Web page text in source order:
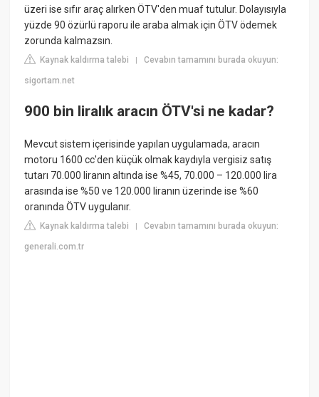
üzeri ise sıfır araç alırken ÖTV'den muaf tutulur. Dolayısıyla
yüzde 90 özürlü raporu ile araba almak için ÖTV ödemek
zorunda kalmazsın.
Kaynak kaldırma talebi |Cevabın tamamını burada okuyun:
sigortam.net
900 bin liralık aracın ÖTV'si ne kadar?
Mevcut sistem içerisinde yapılan uygulamada, aracın
motoru 1600 cc'den küçük olmak kaydıyla vergisiz satış
tutarı 70.000 liranın altında ise %45, 70.000 – 120.000 lira
arasında ise %50 ve 120.000 liranın üzerinde ise %60
oranında ÖTV uygulanır.
Kaynak kaldırma talebi |Cevabın tamamını burada okuyun:
generali.com.tr